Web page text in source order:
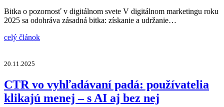
Bitka o pozornosť v digitálnom svete V digitálnom marketingu roku
2025 sa odohráva zásadná bitka: získanie a udržanie…
celý článok
20.11.2025
CTR vo vyhľadávaní padá: používatelia
klikajú menej – s AI aj bez nej